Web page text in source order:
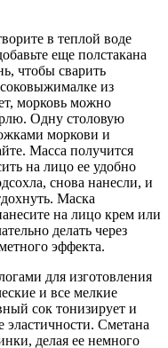
в теплой воде
еще полстакана
чтобы сварить
из
морковь можно
Одну столовую
моркови и
Масса получится
на лицо ее удобно
снова нанесли, и
Маска
на лицо крем или
делать через
эффекта.
для изготовления
и все мелкие
сок тонизирует и
эластичности. Сметана
делая ее немного